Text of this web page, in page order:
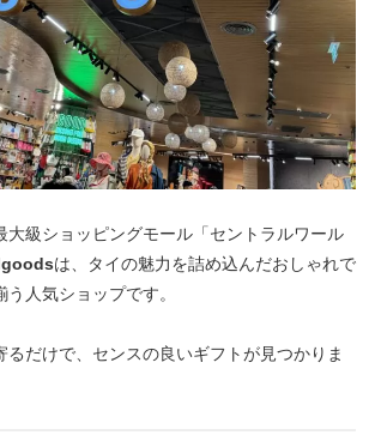
大級ショッピングモール「セントラルワール
は、タイの魅力を詰め込んだおしゃれで
人気ショップです。
るだけで、センスの良いギフトが見つかりま